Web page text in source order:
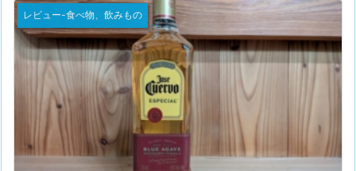
レビュー-食べ物、飲みもの